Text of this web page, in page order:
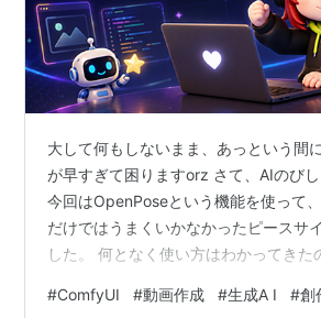
大して何もしないまま、あっという間
が早すぎて困りますorz さて、AIのびし
今回はOpenPoseという機能を使って
だけではうまくいかなかったピースサ
した。 何となく使い方はわかってきた
ら youtu.be 【使用したツール】 台本
#ComfyUI #動画作成 #生成A I #創